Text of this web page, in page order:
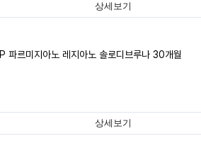
상세보기
파르미지아노 레지아노 솔로디브루나 30개월
상세보기